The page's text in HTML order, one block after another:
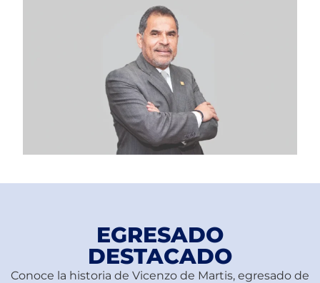
EGRESADO
DESTACADO
Conoce la historia de Vicenzo de Martis, egresado de